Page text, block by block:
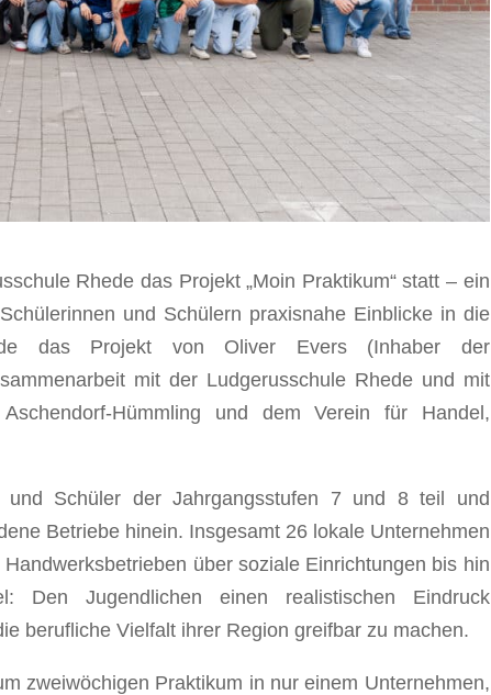
Rhede das Projekt „Moin Praktikum“ statt – ein
und Schülern praxisnahe Einblicke in die
das Projekt von Oliver Evers (Inhaber der
mit der Ludgerusschule Rhede und mit
Hümmling und dem Verein für Handel,
Schüler der Jahrgangsstufen 7 und 8 teil und
Betriebe hinein. Insgesamt 26 lokale Unternehmen
über soziale Einrichtungen bis hin
Den Jugendlichen einen realistischen Eindruck
berufliche Vielfalt ihrer Region greifbar zu machen.
zweiwöchigen Praktikum in nur einem Unternehmen,